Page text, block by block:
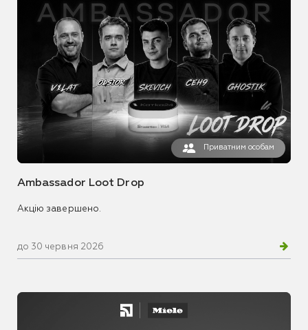
Приватним особам
Ambassador Loot Drop
Акцію завершено.
до 30 червня 2026